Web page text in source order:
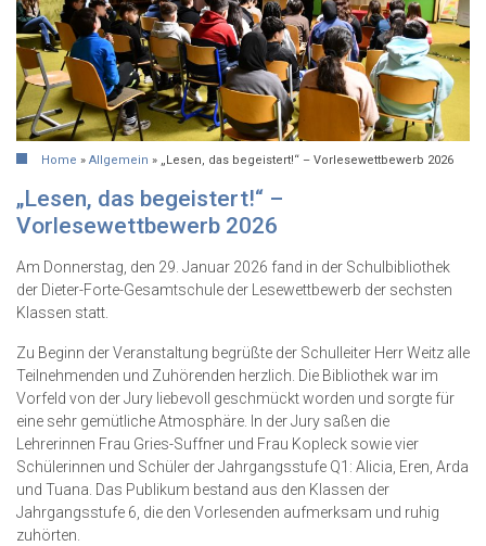
Home » Allgemein » „Lesen, das begeistert!“ – Vorlesewettbewerb 2026
„Lesen, das begeistert!“ –
Vorlesewettbewerb 2026
Am Donnerstag, den 29. Januar 2026 fand in der Schulbibliothek
der Dieter-Forte-Gesamtschule der Lesewettbewerb der sechsten
Klassen statt.
Zu Beginn der Veranstaltung begrüßte der Schulleiter Herr Weitz alle
Teilnehmenden und Zuhörenden herzlich. Die Bibliothek war im
Vorfeld von der Jury liebevoll geschmückt worden und sorgte für
eine sehr gemütliche Atmosphäre. In der Jury saßen die
Lehrerinnen Frau Gries-Suffner und Frau Kopleck sowie vier
Schülerinnen und Schüler der Jahrgangsstufe Q1: Alicia, Eren, Arda
und Tuana. Das Publikum bestand aus den Klassen der
Jahrgangsstufe 6, die den Vorlesenden aufmerksam und ruhig
zuhörten.